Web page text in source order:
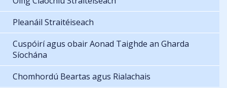
Pleanáil Straitéiseach
Cuspóirí agus obair Aonad Taighde an Gharda
Síochána
Chomhordú Beartas agus Rialachais